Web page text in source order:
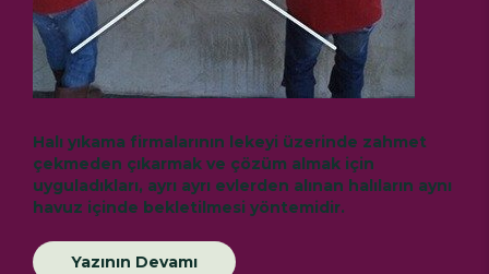
Halı yıkama firmalarının lekeyi üzerinde zahmet
çekmeden çıkarmak ve çözüm almak için
uyguladıkları, ayrı ayrı evlerden alınan halıların aynı
havuz içinde bekletilmesi yöntemidir.
Yazının Devamı